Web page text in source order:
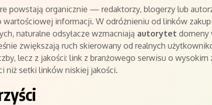
powstają organicznie — redaktorzy, blogerzy lub
wartościowej informacji. W odróżnieniu od linków
naturalne odsyłacze wzmacniają autorytet domeny
zwiększają ruch skierowany od realnych
lecz z jakości: link z branżowego serwisu o wysokim
niż setki linków niskiej jakości.